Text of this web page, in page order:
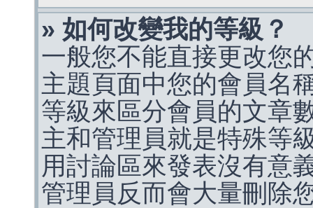
» 如何改變我的等級？
一般您不能直接更改您
主題頁面中您的會員名
等級來區分會員的文章
主和管理員就是特殊等
用討論區來發表沒有意
管理員反而會大量刪除